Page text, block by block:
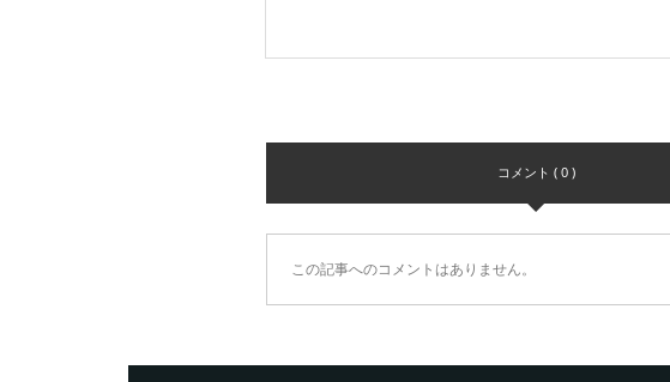
コメント ( 0 )
この記事へのコメントはありません。